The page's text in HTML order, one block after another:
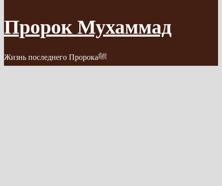
Пророк Мухаммад
Жизнь последнего Пророкаﷺ